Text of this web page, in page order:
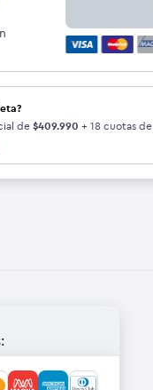
de $409.990 + 18 cuotas de